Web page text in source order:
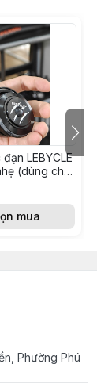
LEBYCLE
(dùng cho
mua
Phường Phú